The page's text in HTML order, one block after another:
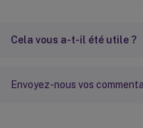
Cela vous a-t-il été utile ?
Envoyez-nous vos